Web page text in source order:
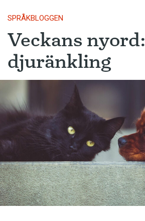
SPRÅKBLOGGEN
Veckans nyord:
djuränkling